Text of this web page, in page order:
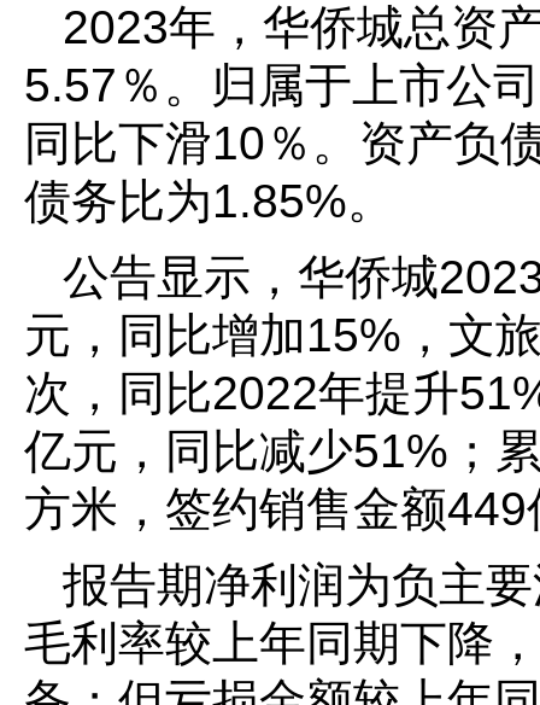
2023年，华侨城总资
5.57％。归属于上市公
同比下滑10％。资产负
债务比为1.85%。
公告显示，华侨城
元，同比增加15%，文
次，同比2022年提升
亿元，同比减少51%；
方米，签约销售金额449
报告期净利润为负主
毛利率较上年同期下降